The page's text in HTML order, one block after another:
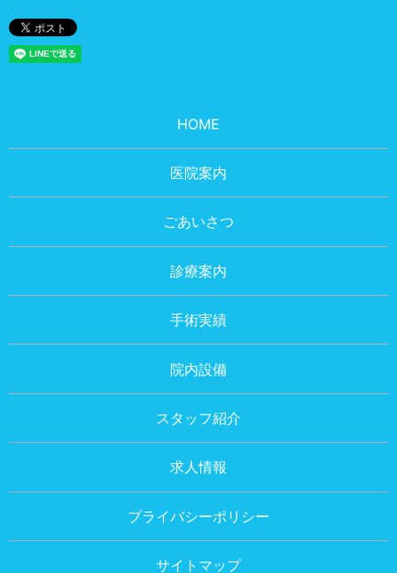
HOME
医院案内
ごあいさつ
診療案内
手術実績
院内設備
スタッフ紹介
求人情報
プライバシーポリシー
サイトマップ